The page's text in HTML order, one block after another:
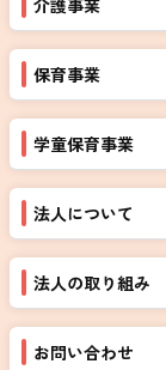
保育事業
学童保育事業
法人について
法人の取り組み
お問い合わせ